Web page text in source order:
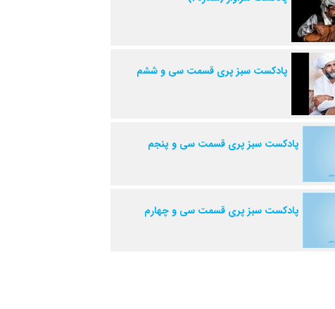
پادکست سبز پری قسمت سی و ششم
پادکست سبز پری قسمت سی و پنجم
پادکست سبز پری قسمت سی و چهارم